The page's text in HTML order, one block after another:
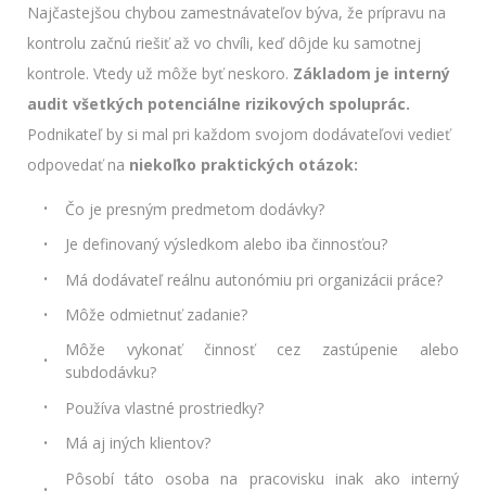
Najčastejšou chybou zamestnávateľov býva, že prípravu na
kontrolu začnú riešiť až vo chvíli, keď dôjde ku samotnej
kontrole. Vtedy už môže byť neskoro. Základom je interný
audit všetkých potenciálne rizikových spoluprác.
Podnikateľ by si mal pri každom svojom dodávateľovi vedieť
odpovedať na niekoľko praktických otázok:
Čo je presným predmetom dodávky?
Je definovaný výsledkom alebo iba činnosťou?
Má dodávateľ reálnu autonómiu pri organizácii práce?
Môže odmietnuť zadanie?
Môže vykonať činnosť cez zastúpenie alebo
subdodávku?
Používa vlastné prostriedky?
Má aj iných klientov?
Pôsobí táto osoba na pracovisku inak ako interný